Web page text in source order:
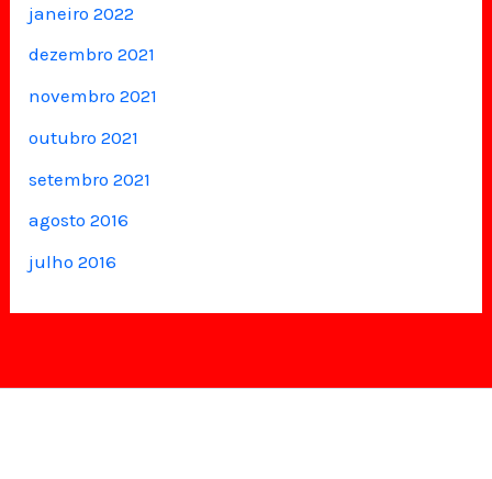
janeiro 2022
dezembro 2021
novembro 2021
outubro 2021
setembro 2021
agosto 2016
julho 2016